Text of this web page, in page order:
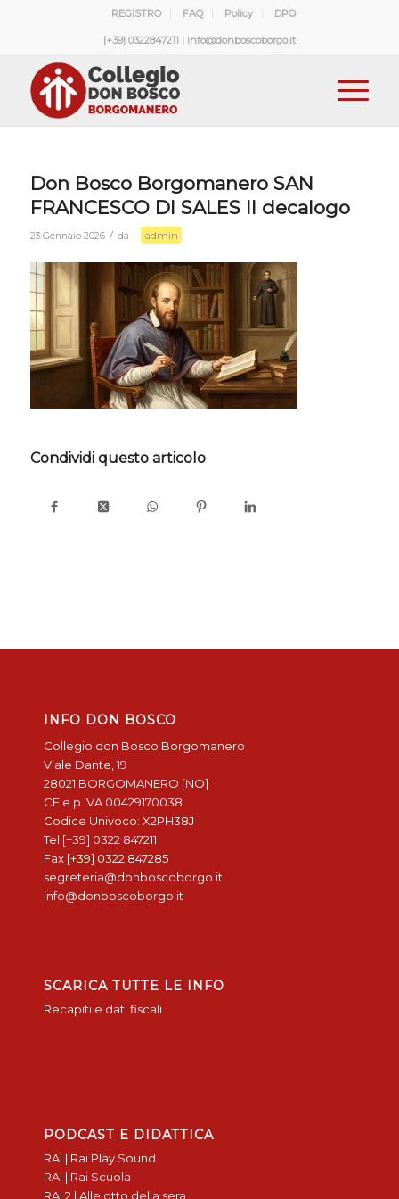
REGISTRO FAQ Policy DPO
[+39] 0322847211 | info@donboscoborgo.it
Don Bosco Borgomanero SAN
FRANCESCO DI SALES Il decalogo
23 Gennaio 2026 / da admin
Condividi questo articolo
INFO DON BOSCO
Collegio don Bosco Borgomanero
Viale Dante, 19
28021 BORGOMANERO [NO]
CF e p.IVA 00429170038
Codice Univoco: X2PH38J
Tel [+39] 0322 847211
Fax [+39] 0322 847285
segreteria@donboscoborgo.it
info@donboscoborgo.it
SCARICA TUTTE LE INFO
Recapiti e dati fiscali
PODCAST E DIDATTICA
RAI | Rai Play Sound
RAI | Rai Scuola
RAI 2 | Alle otto della sera